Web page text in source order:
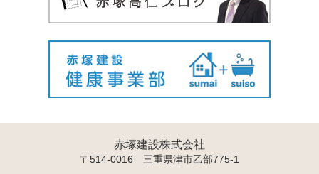
赤塚建設株式会社
〒514-0016 三重県津市乙部775-1